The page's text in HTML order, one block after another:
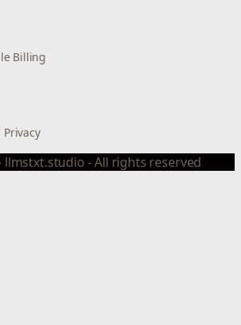
Billing
Privacy
llmstxt.studio - All rights reserved